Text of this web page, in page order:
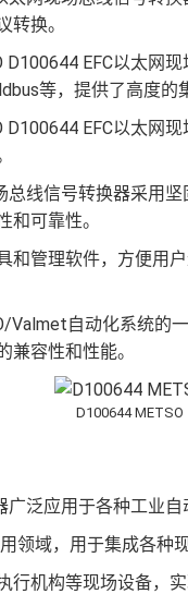
换。
EFC以太网
等，提供了高度的
EFC以太网
总线信号转换器采用
可靠性。
和管理软件，方便用
自动化系统的
容性和性能。
D100644 METSO
泛应用于各种工业
领域，用于集成各种
机构等现场设备，